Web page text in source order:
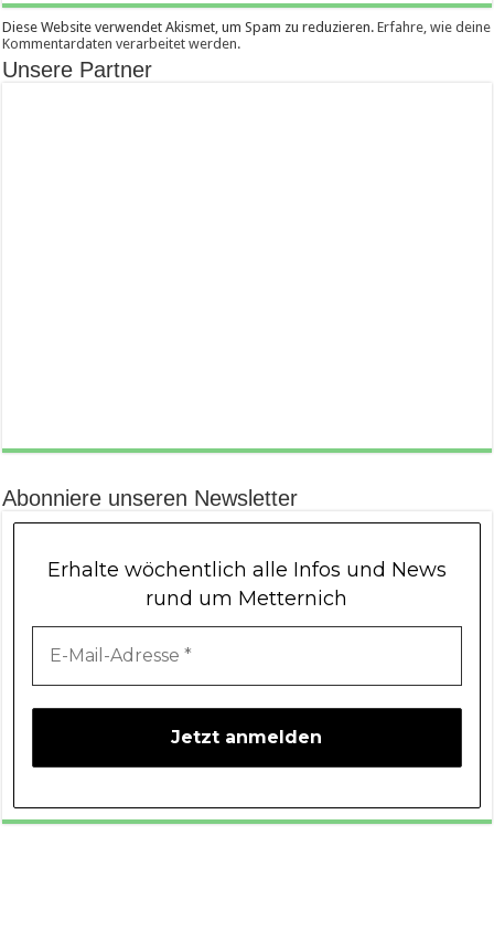
Diese Website verwendet Akismet, um Spam zu reduzieren.Erfahre, wie deine
Kommentardaten verarbeitet werden.
Unsere Partner
Abonniere unseren Newsletter
Erhalte wöchentlich alle Infos und News
rund um Metternich